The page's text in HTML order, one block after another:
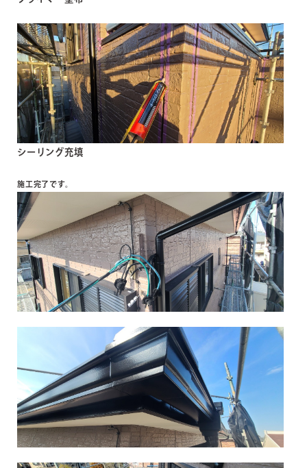
シーリング充填
施工完了です。